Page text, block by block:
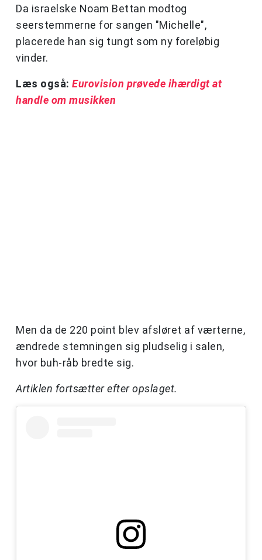
Da israelske Noam Bettan modtog
seerstemmerne for sangen "Michelle",
placerede han sig tungt som ny foreløbig
vinder.
Læs også: Eurovision prøvede ihærdigt at
handle om musikken
Men da de 220 point blev afsløret af værterne,
ændrede stemningen sig pludselig i salen,
hvor buh-råb bredte sig.
Artiklen fortsætter efter opslaget.